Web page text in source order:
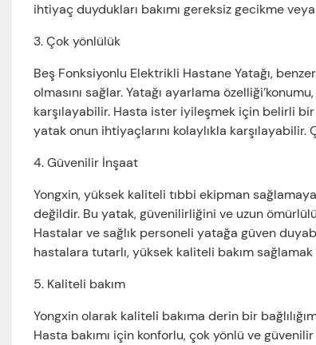
ihtiyaç duydukları bakımı gereksiz gecikme
3. Çok yönlülük
Beş Fonksiyonlu Elektrikli Hastane Yatağı,
olmasını sağlar. Yatağı ayarlama
karşılayabilir. Hasta ister iyileşmek için belirli
yatak onun ihtiyaçlarını kolaylıkla
4. Güvenilir İnşaat
Yongxin, yüksek kaliteli tıbbi ekipman
değildir. Bu yatak, güvenilirliğini ve uzun
Hastalar ve sağlık personeli yatağa güven
hastalara tutarlı, yüksek kaliteli bakım
5. Kaliteli bakım
Yongxin olarak kaliteli bakıma derin bir
Hasta bakımı için konforlu, çok yönlü ve